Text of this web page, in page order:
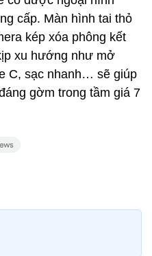
cấp. Màn hình tai thỏ
kép xóa phông kết
xu hướng như mở
C, sạc nhanh… sẽ giúp
gờm trong tầm giá 7